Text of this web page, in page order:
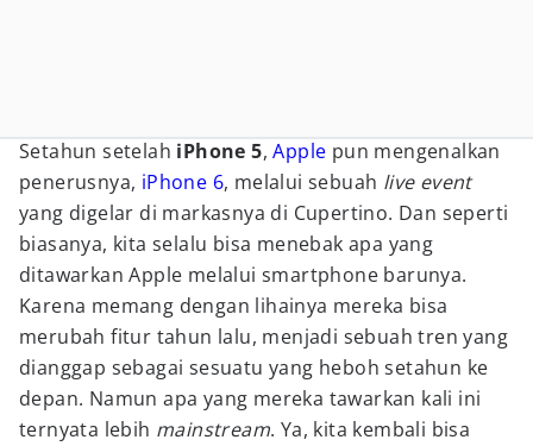
Setahun setelah iPhone 5,Apple pun mengenalkan
penerusnya, iPhone 6, melalui sebuah live event
yang digelar di markasnya di Cupertino. Dan seperti
biasanya, kita selalu bisa menebak apa yang
ditawarkan Apple melalui smartphone barunya.
Karena memang dengan lihainya mereka bisa
merubah fitur tahun lalu, menjadi sebuah tren yang
dianggap sebagai sesuatu yang heboh setahun ke
depan. Namun apa yang mereka tawarkan kali ini
ternyata lebih mainstream. Ya, kita kembali bisa